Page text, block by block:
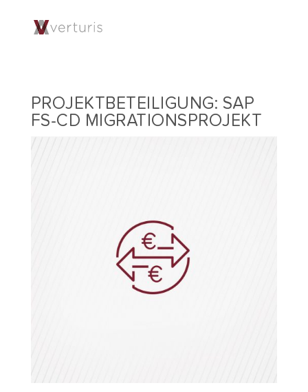
PROJEKTBETEILIGUNG: SAP
FS-CD MIGRATIONSPROJEKT